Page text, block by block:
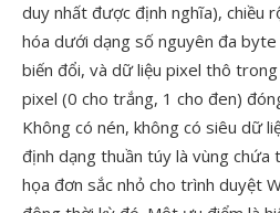
duy nhất được định nghĩa), chiều
hóa dưới dạng số nguyên đa
biến đổi, và dữ liệu pixel thô
pixel (0 cho trắng, 1 cho đen)
Không có nén, không có siêu dữ
định dạng thuần túy là vùng chứa
họa đơn sắc nhỏ cho trình duyệt